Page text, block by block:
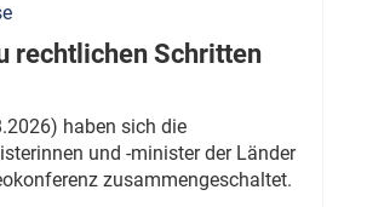
rechtlichen Schritten
haben sich die
und -minister der Länder
zusammengeschaltet.